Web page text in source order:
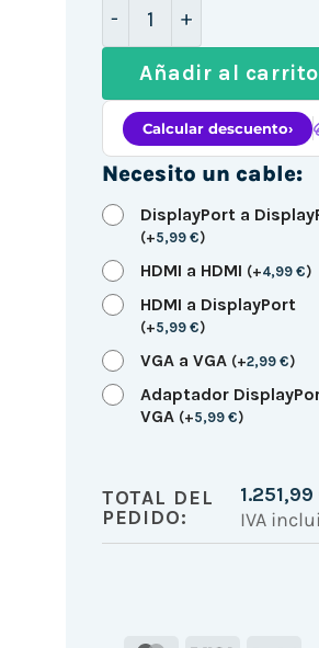
Añadir al carrito
Necesito un cable:
DisplayPort a
(+5,99 €)
HDMI a HDMI (+4,99 €)
HDMI a DisplayPort
(+5,99 €)
VGA a VGA (+2,99 €)
Adaptador
VGA (+5,99 €)
TOTAL DEL
PEDIDO:
1.251,99
IVA